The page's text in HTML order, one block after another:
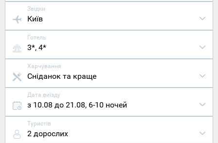
Звідки
Київ
Готель
3*, 4*
Харчування
Сніданок та краще
Дата виїзду
з 10.08 до 21.08, 6-10 ночей
Туристів
2 дорослих